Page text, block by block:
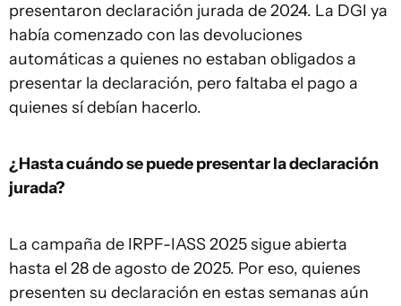
presentaron declaración jurada de 2024. La DGI ya
había comenzado con las devoluciones
automáticas a quienes no estaban obligados a
presentar la declaración, pero faltaba el pago a
quienes sí debían hacerlo.
¿Hasta cuándo se puede presentar la declaración
jurada?
La campaña de IRPF-IASS 2025 sigue abierta
hasta el 28 de agosto de 2025. Por eso, quienes
presenten su declaración en estas semanas aún